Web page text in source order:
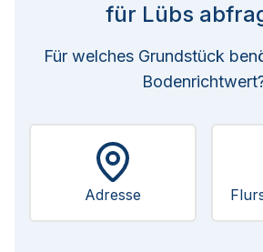
für Lübs
Für welches Grundstück
Adresse